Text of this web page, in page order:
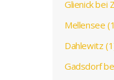
Glienick bei
Mellensee
Dahlewitz
Gadsdorf